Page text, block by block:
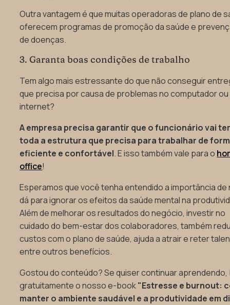
Outra vantagem é que muitas operadoras de plano de
oferecem programas de promoção da saúde e
de doenças.
3. Garanta boas condições de trabalho
Tem algo mais estressante do que não conseguir
que precisa por causa de problemas no computador ou
internet?
A empresa precisa garantir que o funcionário vai
toda a estrutura que precisa para trabalhar de
eficiente e confortável. E isso também vale para o
office!
Esperamos que você tenha entendido a importância de
dá para ignorar os efeitos da saúde mental na
Além de melhorar os resultados do negócio, investir no
cuidado do bem-estar dos colaboradores, também
custos com o plano de saúde, ajuda a atrair e reter
entre outros benefícios.
Gostou do conteúdo? Se quiser continuar aprendendo,
gratuitamente o nosso e-book"Estresse e burnout:
manter o ambiente saudável e a produtividade em